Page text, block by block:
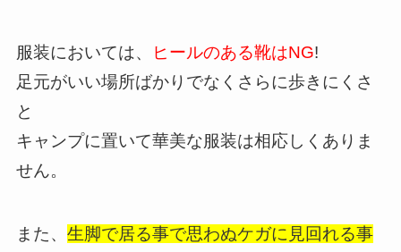
服装においては、 ヒールのある靴はNG!
足元がいい場所ばかりでなくさらに歩きにくさ
と
キャンプに置いて華美な服装は相応しくありま
せん。
また、 生脚で居る事で思わぬケガに見回れる事